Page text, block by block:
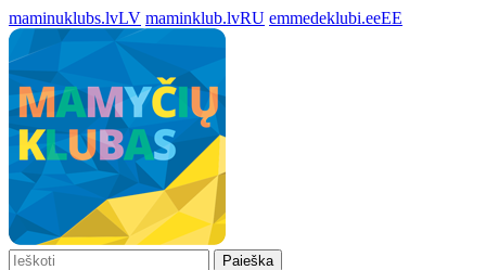
maminuklubs.lvLV maminklub.lvRU emmedeklubi.eeEE
Paieška